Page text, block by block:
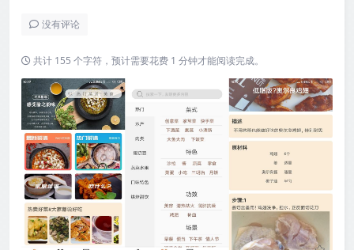
没有评论
共计 155 个字符，预计需要花费 1 分钟才能阅读完成。